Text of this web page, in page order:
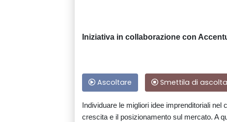
Iniziativa in collaborazione con
Ascoltare Smettila di
Individuare le migliori idee imprenditoriali
crescita e il posizionamento sul mercato. A